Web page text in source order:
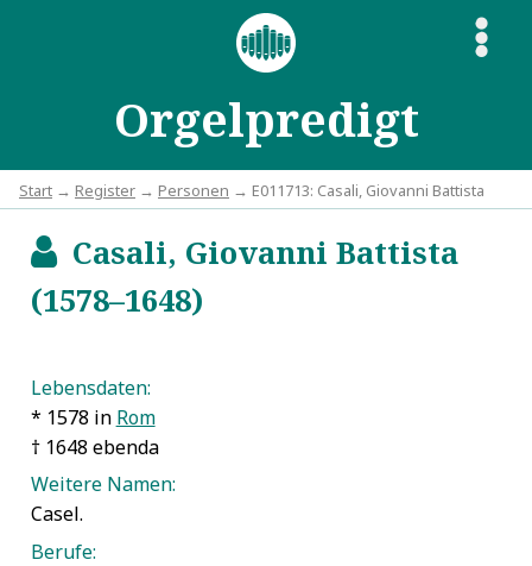
Orgelpredigt
S
Start → Register → Personen → E011713: Casali, Giovanni Battista
bCasali, Giovanni Battista
(1578–1648)
Lebensdaten:
* 1578 in Rom
† 1648 ebenda
Weitere Namen:
Casel.
Berufe: